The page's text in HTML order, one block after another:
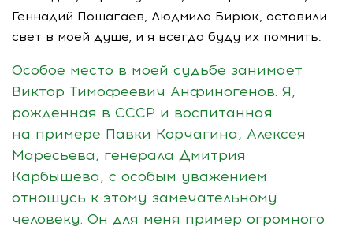
Геннадий Пошагаев, Людмила Бирюк, оставили
свет в моей душе, и я всегда буду их помнить.
Особое место в моей судьбе занимает
Виктор Тимофеевич Анфиногенов. Я,
рожденная в СССР и воспитанная
на примере Павки Корчагина, Алексея
Маресьева, генерала Дмитрия
Карбышева, с особым уважением
отношусь к этому замечательному
человеку. Он для меня пример огромного